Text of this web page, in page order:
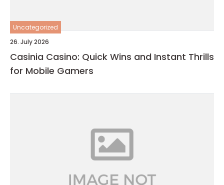
Uncategorized
26. July 2026
Casinia Casino: Quick Wins and Instant Thrills
for Mobile Gamers